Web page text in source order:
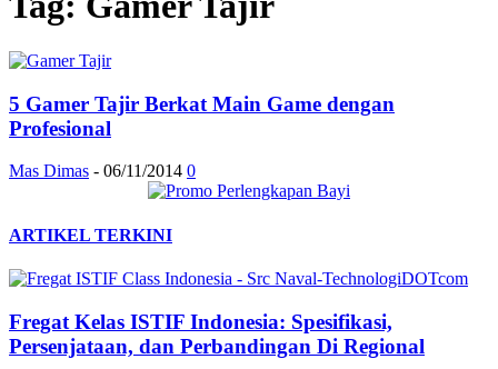
5 Gamer Tajir Berkat Main Game dengan
Profesional
Mas Dimas - 06/11/2014 0
ARTIKEL TERKINI
Fregat Kelas ISTIF Indonesia: Spesifikasi,
Persenjataan, dan Perbandingan Di Regional